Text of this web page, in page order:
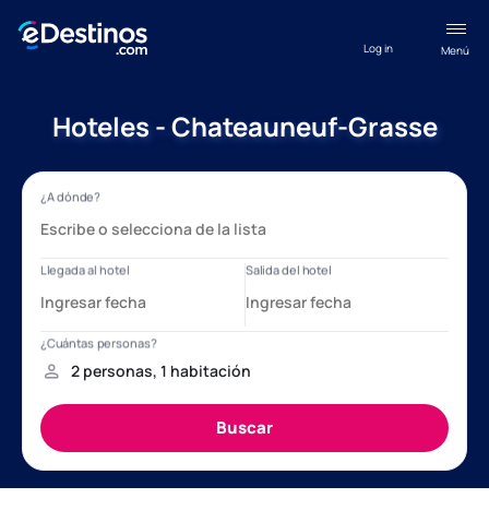
Menú
Log in
Hoteles - Chateauneuf-Grasse